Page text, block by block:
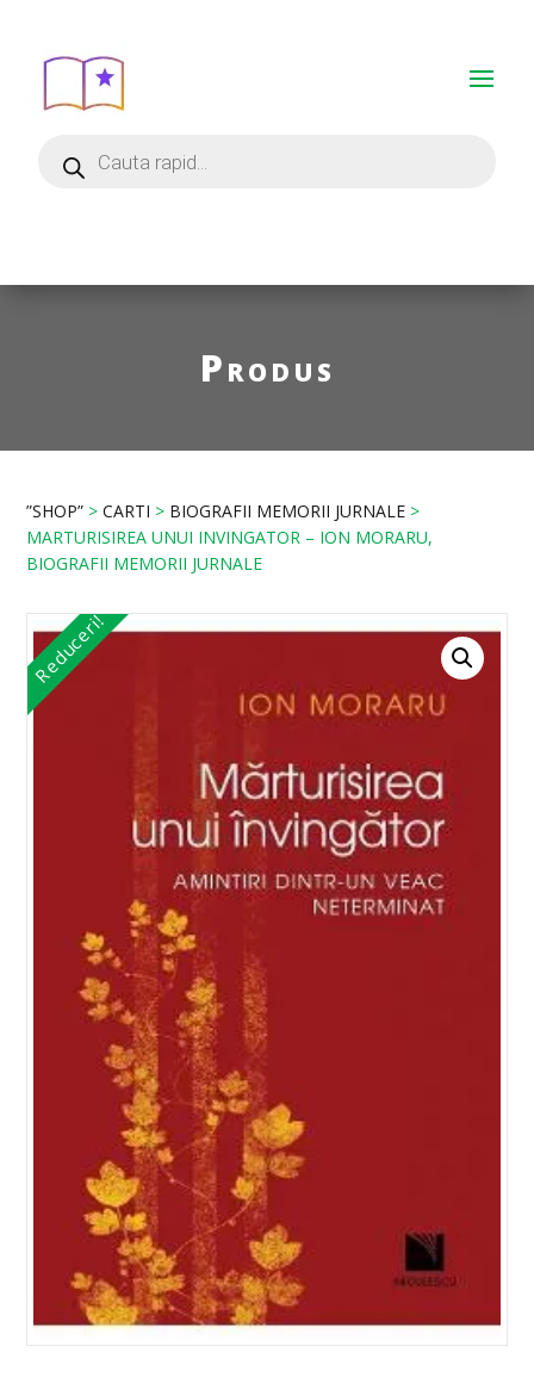
Produs
”SHOP” >CARTI > BIOGRAFII MEMORII JURNALE >
MARTURISIREA UNUI INVINGATOR – ION MORARU,
BIOGRAFII MEMORII JURNALE
Reduceri!